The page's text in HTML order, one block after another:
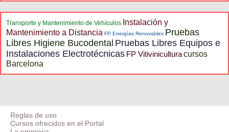
Transporte y Mantenimiento de Vehículos Instalación y
Mantenimiento a Distancia FP Energías Renovables Pruebas
Libres Higiene Bucodental Pruebas Libres Equipos e
Instalaciones Electrotécnicas FP Vitiviniculturacursos
Barcelona
Reglas de uso
Cursos ofrecidos en el Portal